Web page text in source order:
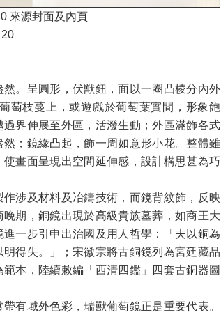
來源封面及內頁
。呈圓形，伏獸鈕，面以一圈凸棱分內外
萄枝蔓上，或遊戲於葡萄葉實間，形象飽
界伸展至外區，活潑生動；外區滿飾各式
；鏡緣凸起，飾一周如意形小花。整體雖
畫面呈現出空間延伸感，設計構思甚為巧
涉及材料及冶鑄技術，而鏡背紋飾，反映
期，銅鏡出現於高級貴族墓葬，如商王大
一步引申出治國及用人哲學：「夫以銅為
得失。」；宋徽宗將古銅鏡列為宮廷藏品
本，陸續敕編「西清四鑑」四套古銅器圖
有域外色彩，瑞獸葡萄鏡正是重要代表。